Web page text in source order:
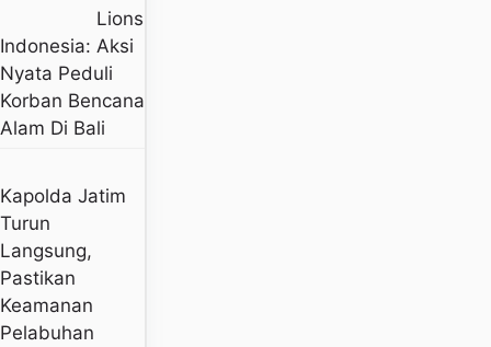
Lions
Indonesia: Aksi
Nyata Peduli
Korban Bencana
Alam Di Bali
Kapolda Jatim
Turun
Langsung,
Pastikan
Keamanan
Pelabuhan